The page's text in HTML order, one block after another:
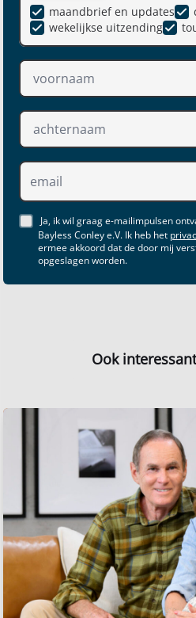
maandbrief en updates
wekelijkse uitzending
Ja, ik wil graag e-mailimpulsen
Bayless Conley e.V. Ik heb het
ermee akkoord dat de door mij
opgeslagen worden.
Ook